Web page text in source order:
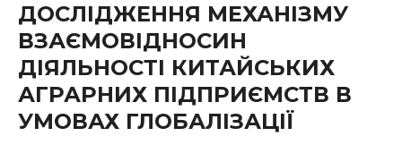
ДОСЛІДЖЕННЯ МЕХАНІЗМУ
ВЗАЄМОВІДНОСИН
ДІЯЛЬНОСТІ КИТАЙСЬКИХ
АГРАРНИХ ПІДПРИЄМСТВ В
УМОВАХ ГЛОБАЛІЗАЦІЇ